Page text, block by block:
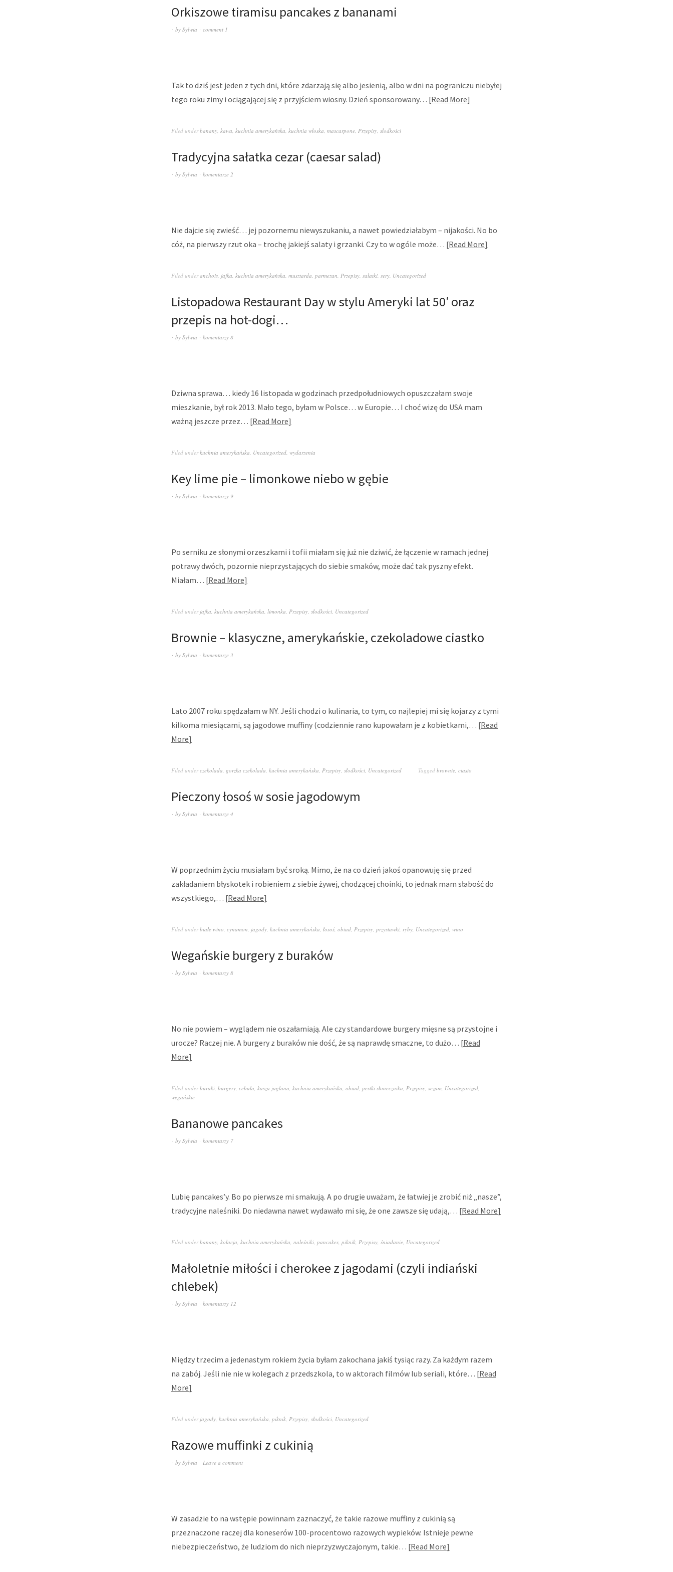
Orkiszowe tiramisu pancakes z bananami
by Sylwia comment 1
Tak to dziś jest jeden z tych dni, które zdarzają się albo jesienią, albo w dni na pograniczu niebyłej
tego roku zimy i ociągającej się z przyjściem wiosny. Dzień sponsorowany… Read More
Filed underbanany, kawa, kuchnia amerykańska, kuchnia włoska, mascarpone, Przepisy, słodkości
Tradycyjna sałatka cezar (caesar salad)
by Sylwia komentarze 2
Nie dajcie się zwieść… jej pozornemu niewyszukaniu, a nawet powiedziałabym – nijakości. No bo
cóż, na pierwszy rzut oka – trochę jakiejś salaty i grzanki. Czy to w ogóle może… Read More
Filed underanchois, jajka, kuchnia amerykańska, musztarda, parmezan, Przepisy, sałatki, sery, Uncategorized
Listopadowa Restaurant Day w stylu Ameryki lat 50′ oraz
przepis na hot-dogi…
by Sylwia komentarzy 8
Dziwna sprawa… kiedy 16 listopada w godzinach przedpołudniowych opuszczałam swoje
mieszkanie, był rok 2013. Mało tego, byłam w Polsce… w Europie… I choć wizę do USA mam
ważną jeszcze przez… Read More
Filed underkuchnia amerykańska, Uncategorized, wydarzenia
Key lime pie – limonkowe niebo w gębie
by Sylwia komentarzy 9
Po serniku ze słonymi orzeszkami i tofii miałam się już nie dziwić, że łączenie w ramach jednej
potrawy dwóch, pozornie nieprzystających do siebie smaków, może dać tak pyszny efekt.
Miałam… Read More
Filed under jajka, kuchnia amerykańska, limonka, Przepisy, słodkości, Uncategorized
Brownie – klasyczne, amerykańskie, czekoladowe ciastko
by Sylwia komentarze 3
Lato 2007 roku spędzałam w NY. Jeśli chodzi o kulinaria, to tym, co najlepiej mi się kojarzy z tymi
kilkoma miesiącami, są jagodowe muffiny (codziennie rano kupowałam je z kobietkami,… Read
More
Filed underczekolada, gorzka czekolada, kuchnia amerykańska, Przepisy, słodkości, Uncategorized Tagged brownie, ciasto
Pieczony łosoś w sosie jagodowym
by Sylwia komentarze 4
W poprzednim życiu musiałam być sroką. Mimo, że na co dzień jakoś opanowuję się przed
zakładaniem błyskotek i robieniem z siebie żywej, chodzącej choinki, to jednak mam słabość do
wszystkiego,… Read More
Filed underbiałe wino, cynamon, jagody, kuchnia amerykańska, łosoś, obiad, Przepisy, przystawki, ryby, Uncategorized, wino
Wegańskie burgery z buraków
by Sylwia komentarzy 8
No nie powiem – wyglądem nie oszałamiają. Ale czy standardowe burgery mięsne są przystojne i
urocze? Raczej nie. A burgery z buraków nie dość, że są naprawdę smaczne, to dużo… Read
More
Filed underburaki, burgery, cebula, kasza jaglana, kuchnia amerykańska, obiad, pestki słonecznika, Przepisy, sezam, Uncategorized,
wegańskie
Bananowe pancakes
by Sylwia komentarzy 7
Lubię pancakes’y. Bo po pierwsze mi smakują. A po drugie uważam, że łatwiej je zrobić niż „nasze”,
tradycyjne naleśniki. Do niedawna nawet wydawało mi się, że one zawsze się udają,… Read More
Filed underbanany, kolacja, kuchnia amerykańska, naleśniki, pancakes, piknik, Przepisy, śniadanie, Uncategorized
Małoletnie miłości i cherokee z jagodami (czyli indiański
chlebek)
by Sylwia komentarzy 12
Między trzecim a jedenastym rokiem życia byłam zakochana jakiś tysiąc razy. Za każdym razem
na zabój. Jeśli nie nie w kolegach z przedszkola, to w aktorach filmów lub seriali, które… Read
More
Filed under jagody, kuchnia amerykańska, piknik, Przepisy, słodkości, Uncategorized
Razowe muffinki z cukinią
by Sylwia Leave a comment
W zasadzie to na wstępie powinnam zaznaczyć, że takie razowe muffiny z cukinią są
przeznaczone raczej dla koneserów 100-procentowo razowych wypieków. Istnieje pewne
niebezpieczeństwo, że ludziom do nich nieprzyzwyczajonym, takie… Read More